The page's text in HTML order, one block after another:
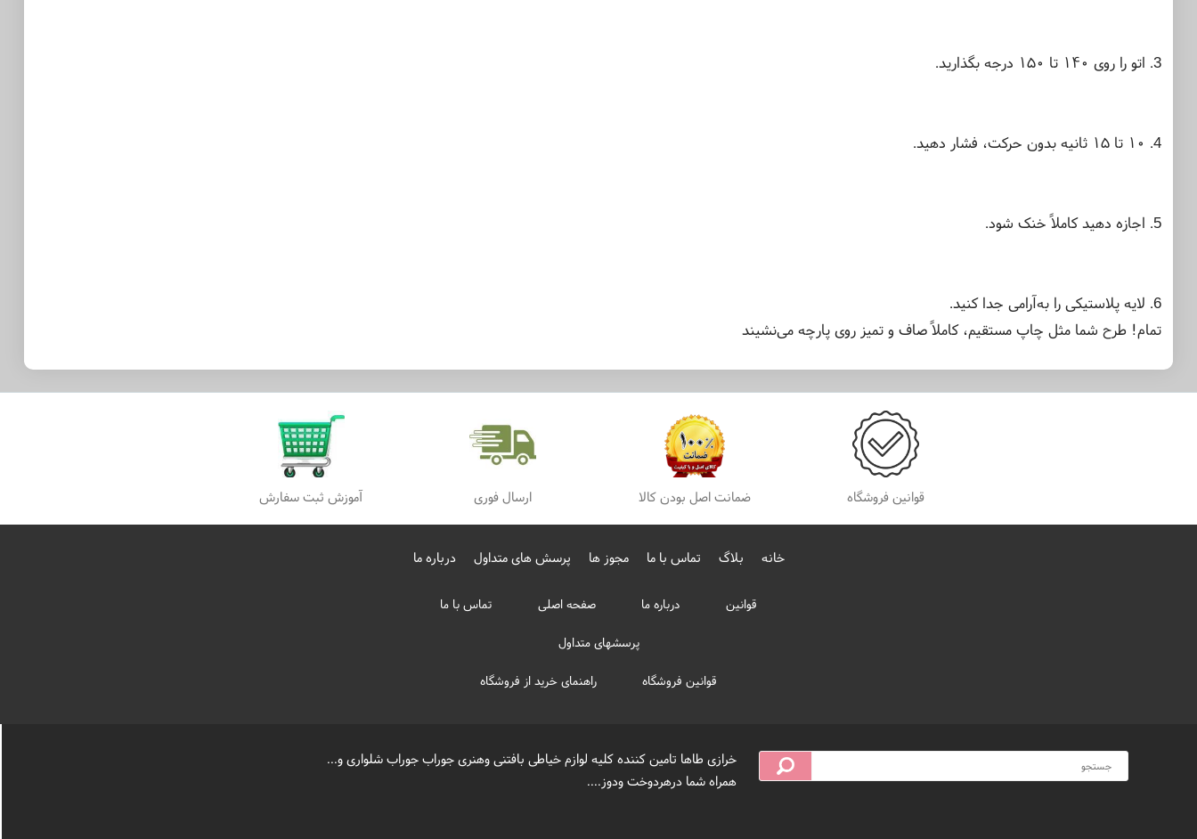
3. اتو را روی ۱۴۰ تا ۱۵۰ درجه بگذارید.
4. ۱۰ تا ۱۵ ثانیه بدون حرکت، فشار دهید.
5. اجازه دهید کاملاً خنک شود.
6. لایه پلاستیکی را به‌آرامی جدا کنید.
تمام! طرح شما مثل چاپ مستقیم، کاملاً صاف و تمیز روی پارچه می‌نشیند
قوانین فروشگاه ضمانت اصل بودن کالا ارسال فوری آموزش ثبت سفارش
خانه بلاگ تماس با ما مجوز ها پرسش های متداول درباره ما
قوانین درباره ما صفحه اصلی تماس با ما
پرسشهای متداول
قوانین فروشگاه راهنمای خرید از فروشگاه
خرازی طاها تامین کننده کلیه لوازم خیاطی بافتنی وهنری جوراب جوراب شلواری و...
همراه شما درهردوخت ودوز....